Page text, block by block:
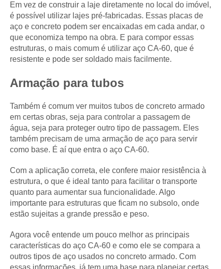
Em vez de construir a laje diretamente no local do imóvel,
é possível utilizar lajes pré-fabricadas. Essas placas de
aço e concreto podem ser encaixadas em cada andar, o
que economiza tempo na obra. E para compor essas
estruturas, o mais comum é utilizar aço CA-60, que é
resistente e pode ser soldado mais facilmente.
Armação para tubos
Também é comum ver muitos tubos de concreto armado
em certas obras, seja para controlar a passagem de
água, seja para proteger outro tipo de passagem. Eles
também precisam de uma armação de aço para servir
como base. É aí que entra o aço CA-60.
Com a aplicação correta, ele confere maior resistência à
estrutura, o que é ideal tanto para facilitar o transporte
quanto para aumentar sua funcionalidade. Algo
importante para estruturas que ficam no subsolo, onde
estão sujeitas a grande pressão e peso.
Agora você entende um pouco melhor as principais
características do aço CA-60 e como ele se compara a
outros tipos de aço usados no concreto armado. Com
essas informações, já tem uma base para planejar certas